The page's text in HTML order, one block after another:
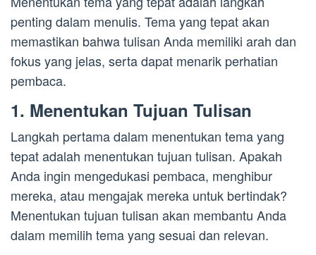
penting dalam menulis. Tema yang tepat akan
memastikan bahwa tulisan Anda memiliki arah dan
fokus yang jelas, serta dapat menarik perhatian
pembaca.
1. Menentukan Tujuan Tulisan
Langkah pertama dalam menentukan tema yang
tepat adalah menentukan tujuan tulisan. Apakah
Anda ingin mengedukasi pembaca, menghibur
mereka, atau mengajak mereka untuk bertindak?
Menentukan tujuan tulisan akan membantu Anda
dalam memilih tema yang sesuai dan relevan.